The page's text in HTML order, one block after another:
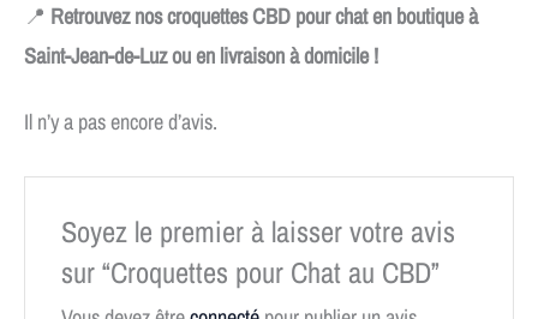
📍 Retrouvez nos croquettes CBD pour chat en boutique à
Saint-Jean-de-Luz ou en livraison à domicile !
Il n’y a pas encore d’avis.
Soyez le premier à laisser votre avis
sur “Croquettes pour Chat au CBD”